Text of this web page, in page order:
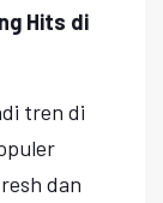
Hits di
tren di
dan